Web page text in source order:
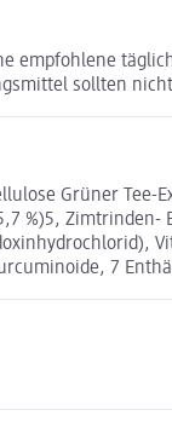
empfohlene
sollten
Grüner Tee-
Zimtrinden-
7